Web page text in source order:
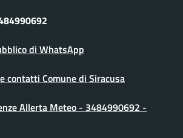
di WhatsApp
contatti Comune di Siracusa
Allerta Meteo - 3484990692 -